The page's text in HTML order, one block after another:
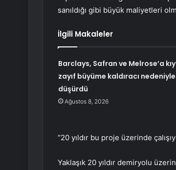
sanıldığı gibi büyük maliyetleri
İlgili Makaleler
Barclays, Safran ve Melrose’a
zayıf büyüme kaldıracı nedeniyle
düşürdü
Ağustos 8, 2026
“20 yıldır bu proje üzerinde
Yaklaşık 20 yıldır demiryolu